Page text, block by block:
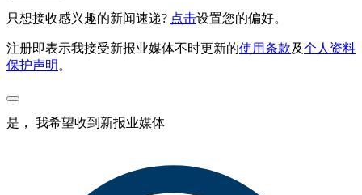
只想接收感兴趣的新闻速递? 点击设置您的偏好。
注册即表示我接受新报业媒体不时更新的使用条款及个人资料
保护声明 。
是， 我希望收到新报业媒体